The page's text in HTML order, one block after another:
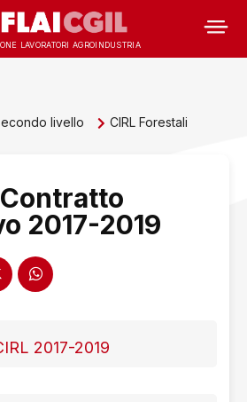
LAVORATORI AGROINDUSTRIA
livello CIRL Forestali
2017-2019
2017-2019